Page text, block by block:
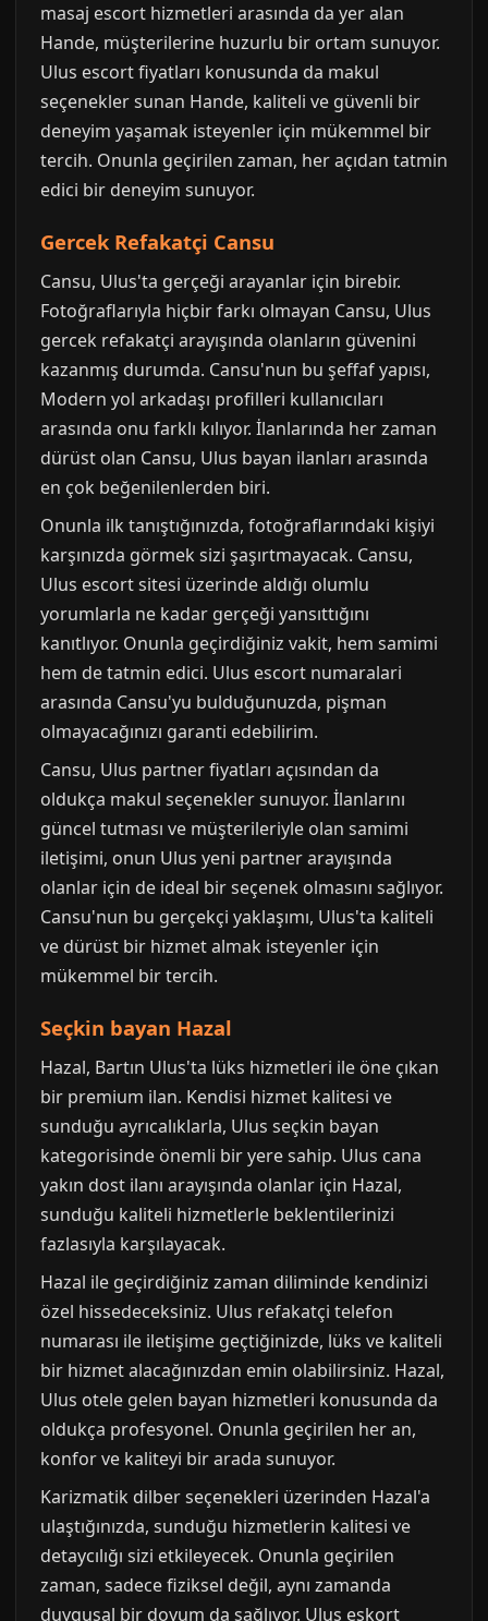
masaj escort hizmetleri arasında da yer alan
Hande, müşterilerine huzurlu bir ortam sunuyor.
Ulus escort fiyatları konusunda da makul
seçenekler sunan Hande, kaliteli ve güvenli bir
deneyim yaşamak isteyenler için mükemmel bir
tercih. Onunla geçirilen zaman, her açıdan tatmin
edici bir deneyim sunuyor.
Gercek Refakatçi Cansu
Cansu, Ulus'ta gerçeği arayanlar için birebir.
Fotoğraflarıyla hiçbir farkı olmayan Cansu, Ulus
gercek refakatçi arayışında olanların güvenini
kazanmış durumda. Cansu'nun bu şeffaf yapısı,
Modern yol arkadaşı profilleri kullanıcıları
arasında onu farklı kılıyor. İlanlarında her zaman
dürüst olan Cansu, Ulus bayan ilanları arasında
en çok beğenilenlerden biri.
Onunla ilk tanıştığınızda, fotoğraflarındaki kişiyi
karşınızda görmek sizi şaşırtmayacak. Cansu,
Ulus escort sitesi üzerinde aldığı olumlu
yorumlarla ne kadar gerçeği yansıttığını
kanıtlıyor. Onunla geçirdiğiniz vakit, hem samimi
hem de tatmin edici. Ulus escort numaralari
arasında Cansu'yu bulduğunuzda, pişman
olmayacağınızı garanti edebilirim.
Cansu, Ulus partner fiyatları açısından da
oldukça makul seçenekler sunuyor. İlanlarını
güncel tutması ve müşterileriyle olan samimi
iletişimi, onun Ulus yeni partner arayışında
olanlar için de ideal bir seçenek olmasını sağlıyor.
Cansu'nun bu gerçekçi yaklaşımı, Ulus'ta kaliteli
ve dürüst bir hizmet almak isteyenler için
mükemmel bir tercih.
Seçkin bayan Hazal
Hazal, Bartın Ulus'ta lüks hizmetleri ile öne çıkan
bir premium ilan. Kendisi hizmet kalitesi ve
sunduğu ayrıcalıklarla, Ulus seçkin bayan
kategorisinde önemli bir yere sahip. Ulus cana
yakın dost ilanı arayışında olanlar için Hazal,
sunduğu kaliteli hizmetlerle beklentilerinizi
fazlasıyla karşılayacak.
Hazal ile geçirdiğiniz zaman diliminde kendinizi
özel hissedeceksiniz. Ulus refakatçi telefon
numarası ile iletişime geçtiğinizde, lüks ve kaliteli
bir hizmet alacağınızdan emin olabilirsiniz. Hazal,
Ulus otele gelen bayan hizmetleri konusunda da
oldukça profesyonel. Onunla geçirilen her an,
konfor ve kaliteyi bir arada sunuyor.
Karizmatik dilber seçenekleri üzerinden Hazal'a
ulaştığınızda, sunduğu hizmetlerin kalitesi ve
detaycılığı sizi etkileyecek. Onunla geçirilen
zaman, sadece fiziksel değil, aynı zamanda
duygusal bir doyum da sağlıyor. Ulus eskort